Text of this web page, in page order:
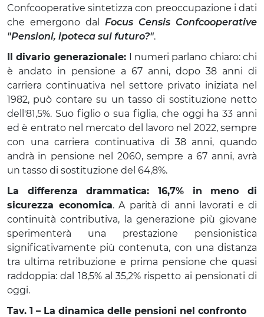
Confcooperative sintetizza con preoccupazione i dati
che emergono dal Focus Censis Confcooperative
"Pensioni, ipoteca sul futuro?".
Il divario generazionale: I numeri parlano chiaro: chi
è andato in pensione a 67 anni, dopo 38 anni di
carriera continuativa nel settore privato iniziata nel
1982, può contare su un tasso di sostituzione netto
dell'81,5%. Suo figlio o sua figlia, che oggi ha 33 anni
ed è entrato nel mercato del lavoro nel 2022, sempre
con una carriera continuativa di 38 anni, quando
andrà in pensione nel 2060, sempre a 67 anni, avrà
un tasso di sostituzione del 64,8%.
La differenza drammatica: 16,7% in meno di
sicurezza economica. A parità di anni lavorati e di
continuità contributiva, la generazione più giovane
sperimenterà una prestazione pensionistica
significativamente più contenuta, con una distanza
tra ultima retribuzione e prima pensione che quasi
raddoppia: dal 18,5% al 35,2% rispetto ai pensionati di
oggi.
Tav. 1 – La dinamica delle pensioni nel confronto